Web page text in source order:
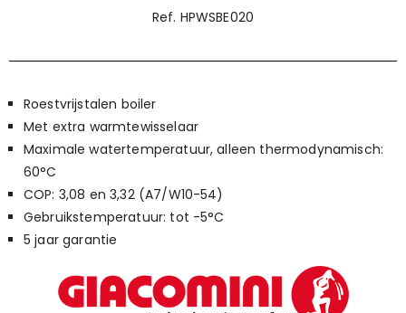
Ref. HPWSBE020
Roestvrijstalen boiler
Met extra warmtewisselaar
Maximale watertemperatuur, alleen thermodynamisch:
60°C
COP: 3,08 en 3,32 (A7/W10-54)
Gebruikstemperatuur: tot -5°C
5 jaar garantie